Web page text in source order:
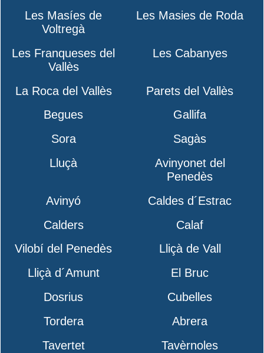
Les Masíes de
Voltregà
Les Masies de Roda
Les Franqueses del
Vallès
Les Cabanyes
La Roca del Vallès
Parets del Vallès
Begues
Gallifa
Sora
Sagàs
Lluçà
Avinyonet del
Penedès
Avinyó
Caldes d´Estrac
Calders
Calaf
Vilobí del Penedès
Lliçà de Vall
Lliçà d´Amunt
El Bruc
Dosrius
Cubelles
Tordera
Abrera
Tavertet
Tavèrnoles